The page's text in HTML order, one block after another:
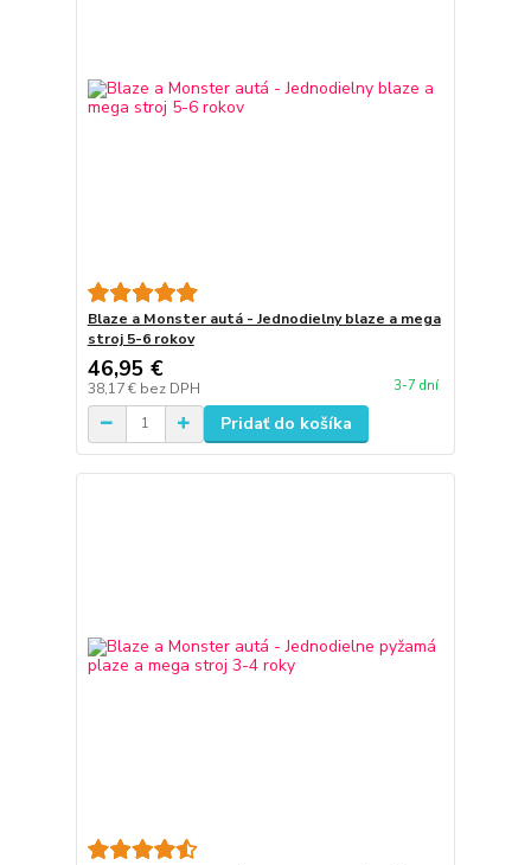
Blaze a Monster autá - Jednodielny blaze a mega
stroj 5-6 rokov
46,95 €
38,17 € bez DPH 3-7 dní
Pridať do košíka